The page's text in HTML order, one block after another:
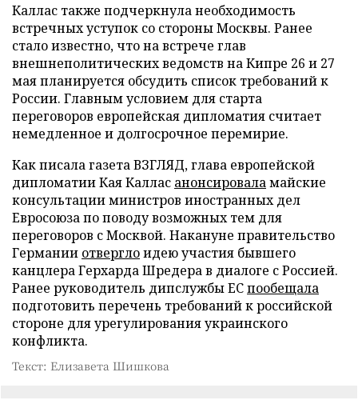
Каллас также подчеркнула необходимость
встречных уступок со стороны Москвы. Ранее
стало известно, что на встрече глав
внешнеполитических ведомств на Кипре 26 и 27
мая планируется обсудить список требований к
России. Главным условием для старта
переговоров европейская дипломатия считает
немедленное и долгосрочное перемирие.
Как писала газета ВЗГЛЯД, глава европейской
дипломатии Кая Каллас анонсироваламайские
консультации министров иностранных дел
Евросоюза по поводу возможных тем для
переговоров с Москвой. Накануне правительство
Германии отверглоидею участия бывшего
канцлера Герхарда Шредера в диалоге с Россией.
Ранее руководитель дипслужбы ЕСпообещала
подготовить перечень требований к российской
стороне для урегулирования украинского
конфликта.
Текст: Елизавета Шишкова